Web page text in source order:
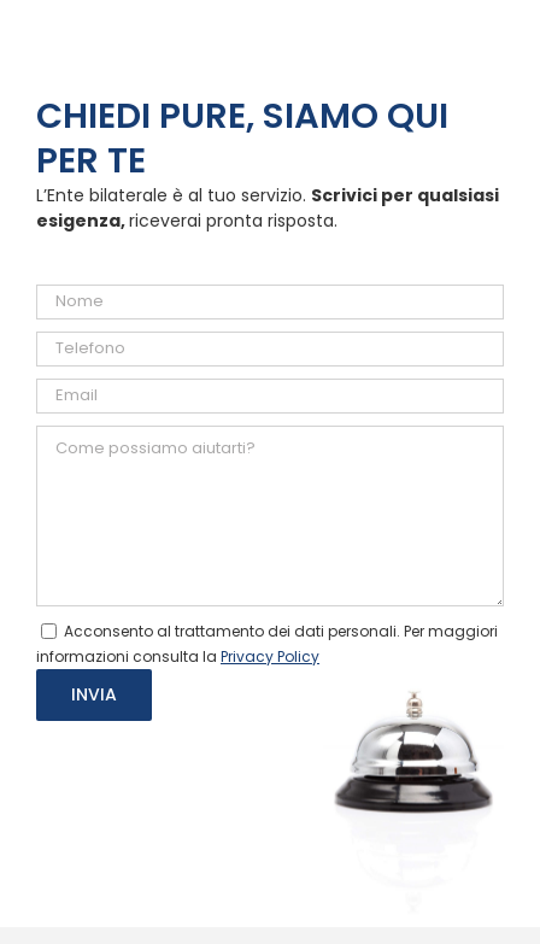
CHIEDI PURE, SIAMO QUI
PER TE
L’Ente bilaterale è al tuo servizio. Scrivici per qualsiasi
esigenza,riceverai pronta risposta.
Acconsento al trattamento dei dati personali. Per maggiori
informazioni consulta la Privacy Policy